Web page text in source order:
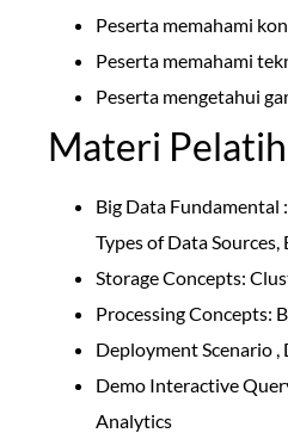
Peserta memahami
Peserta memahami
Peserta mengetahui
Materi
Big Data Fundamental
Types of Data
Storage Concepts:
Processing Concepts:
Deployment Scenario
Demo Interactive
Analytics